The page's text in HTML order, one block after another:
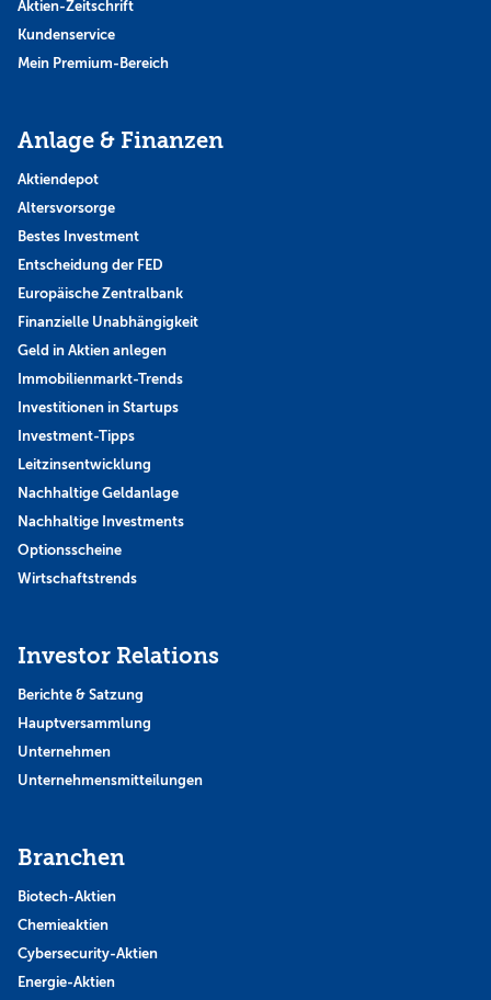
Aktien-Zeitschrift
Kundenservice
Mein Premium-Bereich
Anlage & Finanzen
Aktiendepot
Altersvorsorge
Bestes Investment
Entscheidung der FED
Europäische Zentralbank
Finanzielle Unabhängigkeit
Geld in Aktien anlegen
Immobilienmarkt-Trends
Investitionen in Startups
Investment-Tipps
Leitzinsentwicklung
Nachhaltige Geldanlage
Nachhaltige Investments
Optionsscheine
Wirtschaftstrends
Investor Relations
Berichte & Satzung
Hauptversammlung
Unternehmen
Unternehmensmitteilungen
Branchen
Biotech-Aktien
Chemieaktien
Cybersecurity-Aktien
Energie-Aktien